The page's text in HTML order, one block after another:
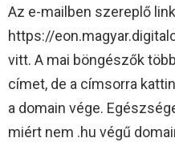
Az e-mailben szereplő
https://
vitt. A mai böngészők
címet, de a címsorra
a domain vége.
miért nem .hu végű